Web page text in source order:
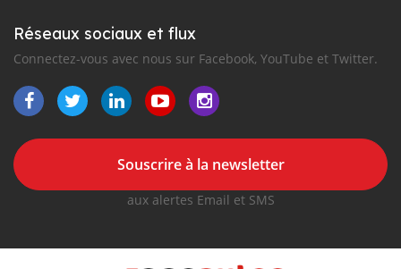
Réseaux sociaux et flux
Connectez-vous avec nous sur Facebook, YouTube et Twitter.
Souscrire à la newsletter
aux alertes Email et SMS